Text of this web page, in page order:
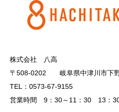
株式会社 八高
〒508-0202 岐阜県中津川市
TEL：0573-67-9155
営業時間 9：30～11：30 13：